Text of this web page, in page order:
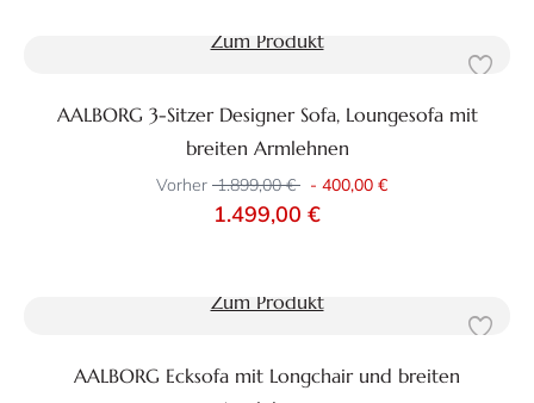
Zum Produkt
AALBORG 3-Sitzer Designer Sofa, Loungesofa mit
breiten Armlehnen
Vorher 1.899,00 € - 400,00 €
1.499,00 €
Zum Produkt
AALBORG Ecksofa mit Longchair und breiten